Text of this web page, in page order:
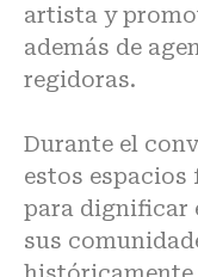
artista y
además de
regidoras.
Durante el
estos espacios
para dignificar
sus